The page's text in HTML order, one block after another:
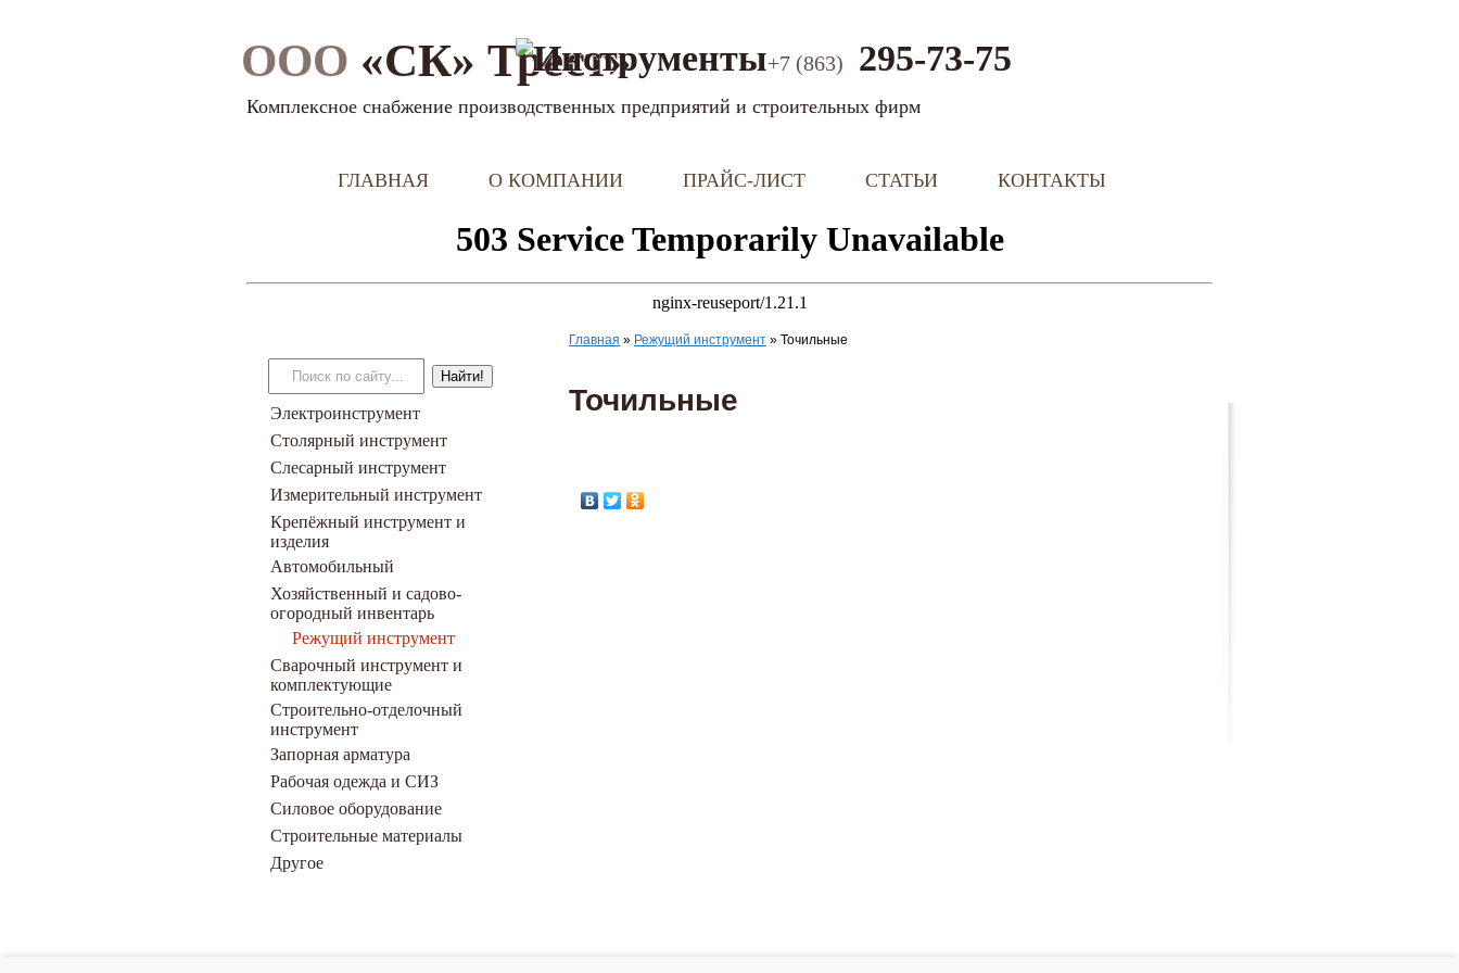
ООО «СК» Трест»
Комплексное снабжение производственных предприятий и строительных фирм
+7 (863) 295-73-75
ГЛАВНАЯ О КОМПАНИИ ПРАЙС-ЛИСТ СТАТЬИ КОНТАКТЫ
Электроинструмент
Столярный инструмент
Слесарный инструмент
Измерительный инструмент
Крепёжный инструмент и
изделия
Автомобильный
Хозяйственный и садово-
огородный инвентарь
Режущий инструмент
Сварочный инструмент и
комплектующие
Строительно-отделочный
инструмент
Запорная арматура
Рабочая одежда и СИЗ
Силовое оборудование
Строительные материалы
Другое
Главная » Режущий инструмент » Точильные
Точильные